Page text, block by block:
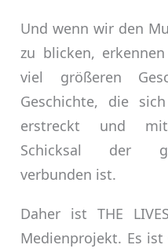
Und wenn wir den
zu blicken,
viel größeren
Geschichte, die
erstreckt und
Schicksal der
verbunden ist.
Daher ist THE
Medienprojekt. Es